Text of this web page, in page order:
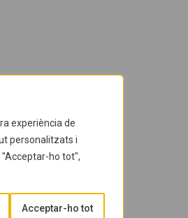
experiència de
personalitzats i
ho tot",
Acceptar-ho tot